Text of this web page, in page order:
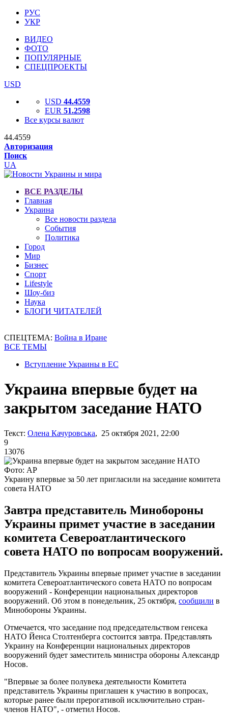
РУС
УКР
ВИДЕО
ФОТО
ПОПУЛЯРНЫЕ
СПЕЦПРОЕКТЫ
USD
USD 44.4559
EUR 51.2598
Все курсы валют
44.4559
Авторизация
Поиск
UA
ВСЕ РАЗДЕЛЫ
Главная
Украина
Все новости раздела
События
Политика
Город
Мир
Бизнес
Спорт
Lifestyle
Шоу-биз
Наука
БЛОГИ ЧИТАТЕЛЕЙ
СПЕЦТЕМА: Война в Иране
ВСЕ ТЕМЫ
Вступление Украины в ЕС
Украина впервые будет на
закрытом заседание НАТО
Текст: Олена Качуровська, 25 октября 2021, 22:00
9
13076
Фото: AP
Украину впервые за 50 лет пригласили на заседание комитета
совета НАТО
Завтра представитель Минобороны
Украины примет участие в заседании
комитета Североатлантического
совета НАТО по вопросам вооружений.
Представитель Украины впервые примет участие в заседании
комитета Североатлантического совета НАТО по вопросам
вооружений - Конференции национальных директоров
вооружений. Об этом в понедельник, 25 октября, сообщили в
Минобороны Украины.
Отмечается, что заседание под председательством генсека
НАТО Йенса Столтенберга состоится завтра. Представлять
Украину на Конференции национальных директоров
вооружений будет заместитель министра обороны Александр
Носов.
"Впервые за более полувека деятельности Комитета
представитель Украины приглашен к участию в вопросах,
которые ранее были прерогативой исключительно стран-
членов НАТО", - отметил Носов.